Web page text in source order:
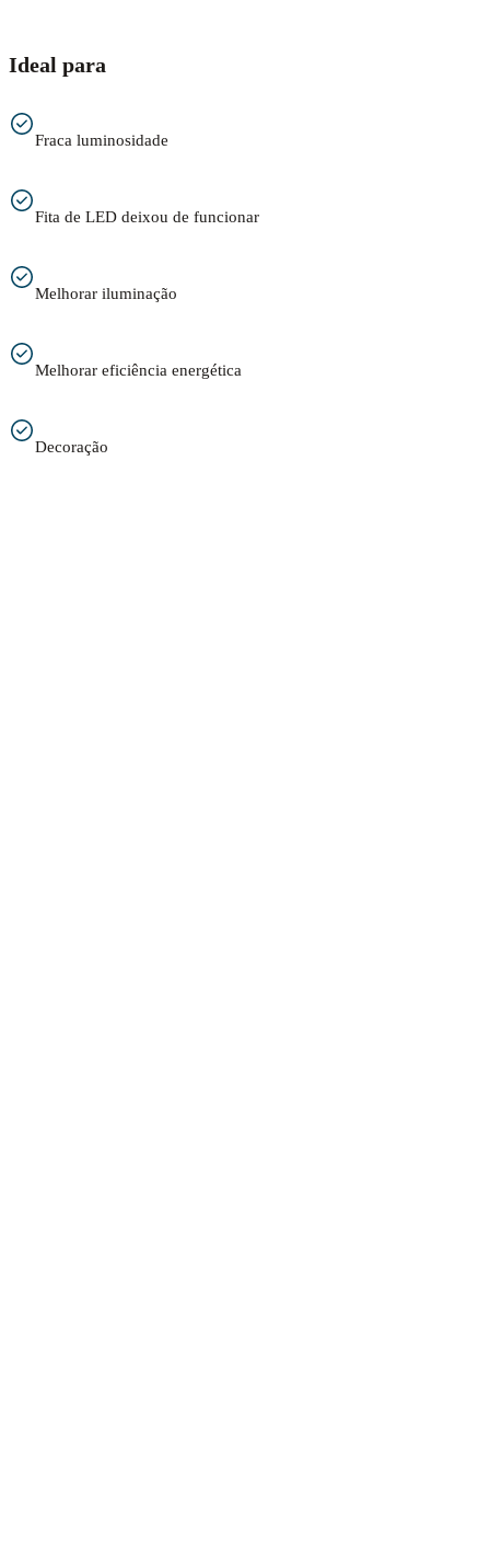
Ideal para
Fraca luminosidade
Fita de LED deixou de funcionar
Melhorar iluminação
Melhorar eficiência energética
Decoração